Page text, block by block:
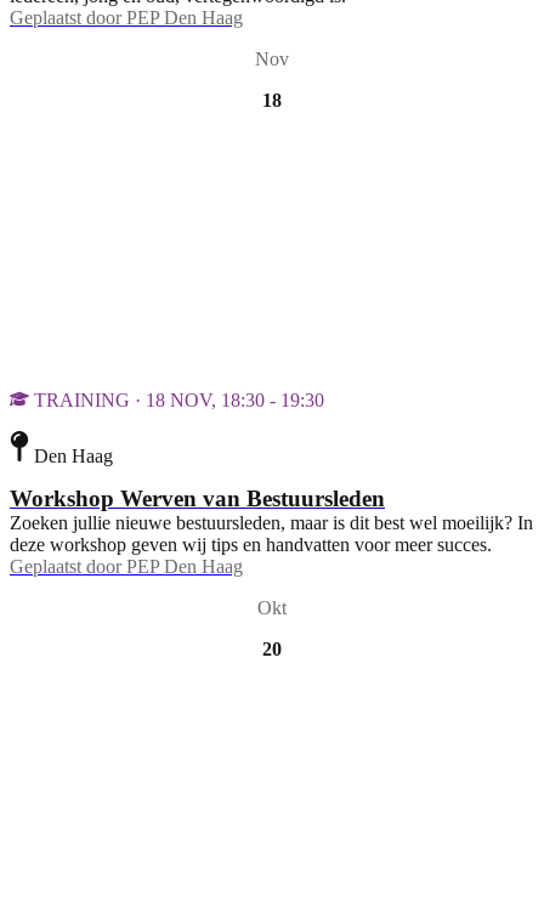
Geplaatst door PEP Den Haag
Nov
18
TRAINING · 18 NOV, 18:30 - 19:30
Den Haag
Workshop Werven van Bestuursleden
Zoeken jullie nieuwe bestuursleden, maar is dit best wel moeilijk? In
deze workshop geven wij tips en handvatten voor meer succes.
Geplaatst door PEP Den Haag
Okt
20